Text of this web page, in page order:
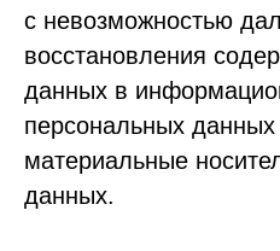
с невозможностью
восстановления
данных в
персональных
материальные
данных.